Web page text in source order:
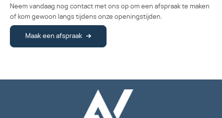
Neem vandaag nog contact met ons op om een afspraak te maken
of kom gewoon langs tijdens onze openingstijden.
Maak een afspraak